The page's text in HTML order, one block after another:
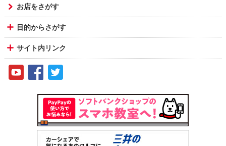
お店をさがす
目的からさがす
サイト内リンク